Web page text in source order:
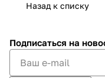
Назад к списку
Подписаться на